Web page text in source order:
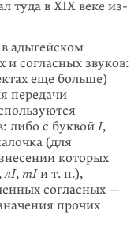
туда в XIX веке из-
адыгейском
и согласных звуков:
еще больше)
передачи
либо с буквой I,
(для
которых
лI, тIи т. п.),
согласных —
прочих